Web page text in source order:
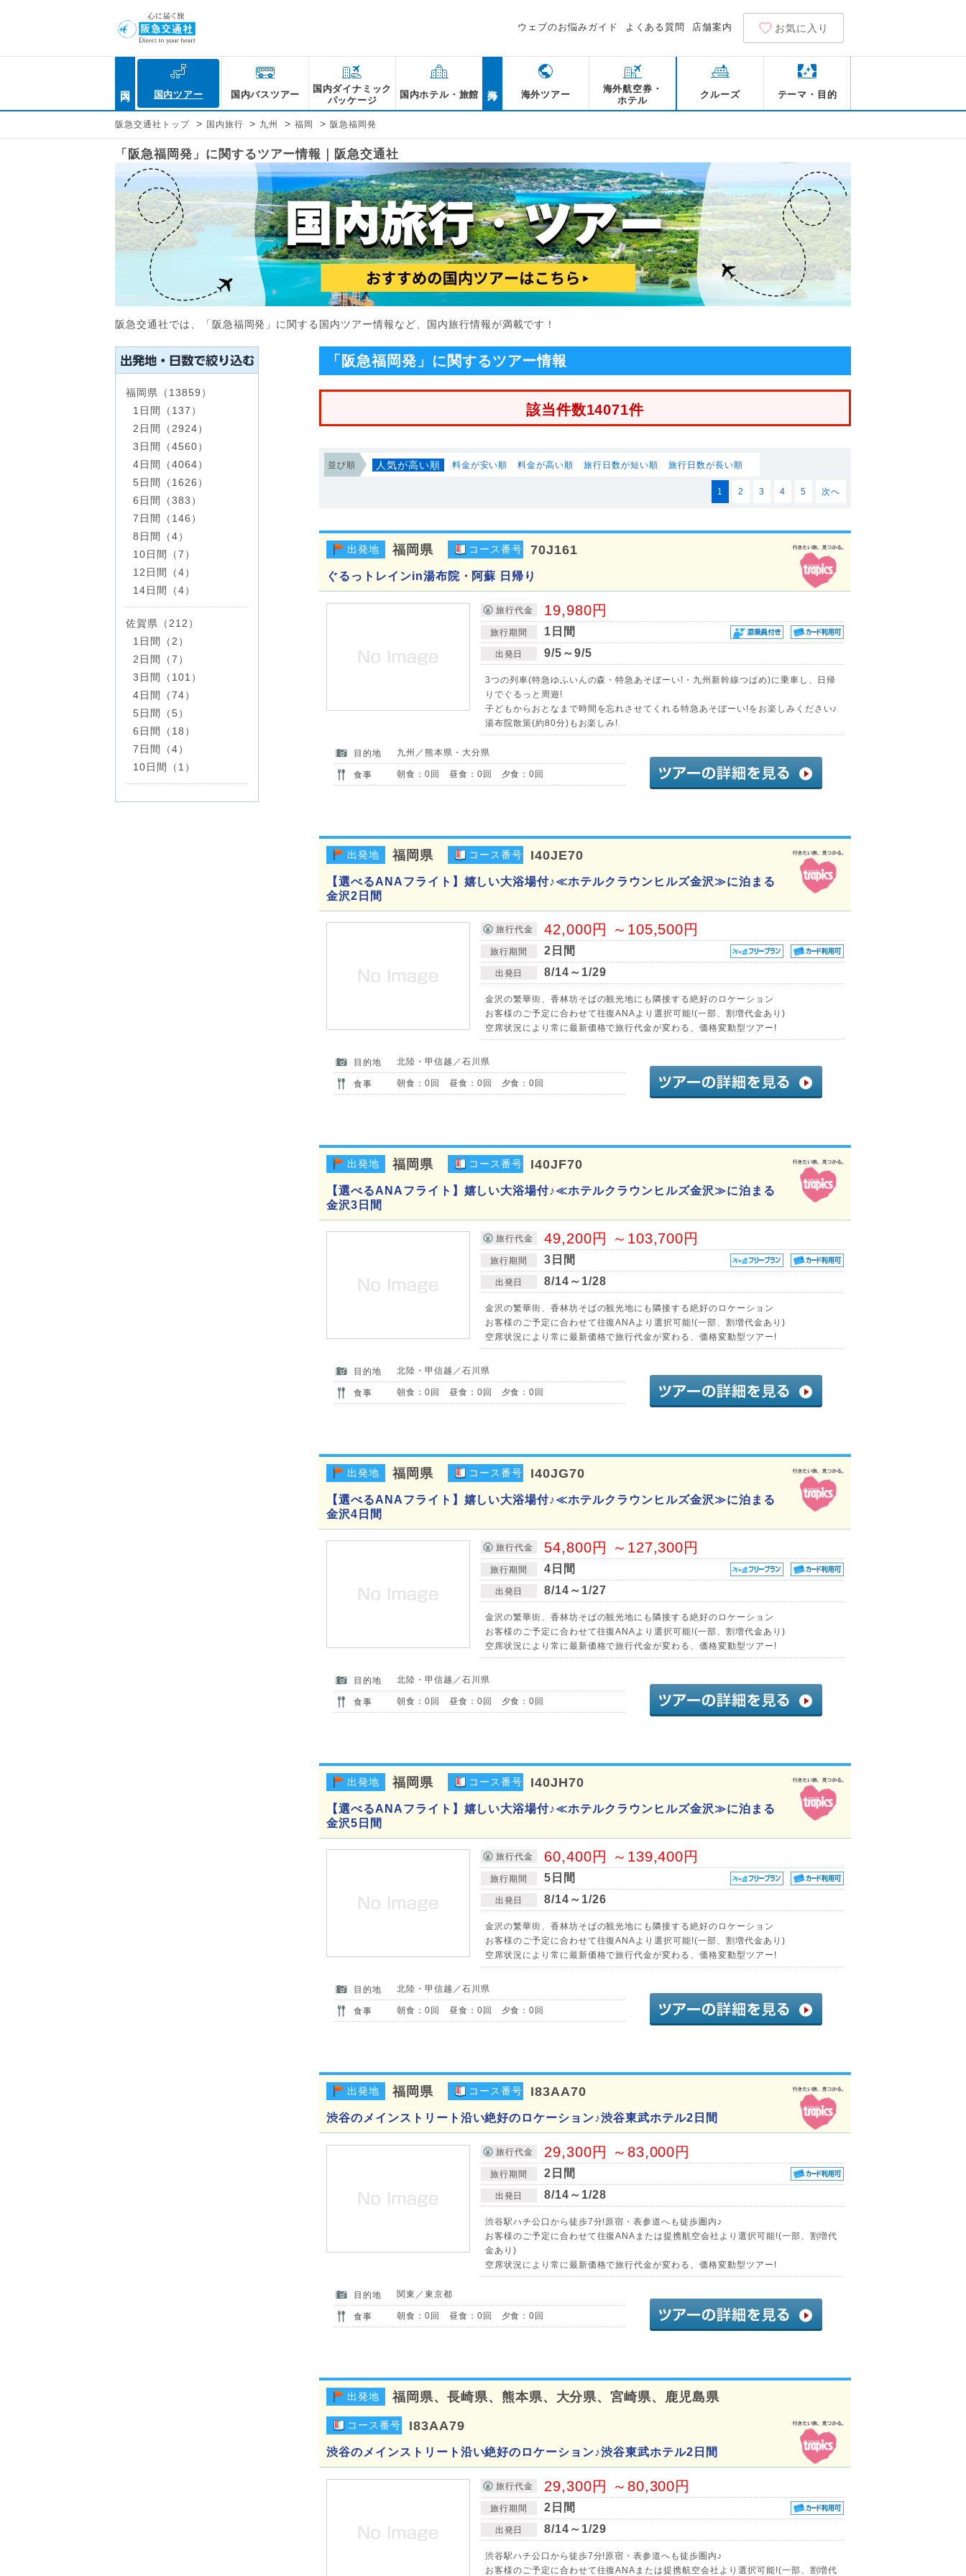
ウェブのお悩みガイド よくある質問 店舗案内 お気に入り
国内ツアー 国内バスツアー
国内ダイナミック
パッケージ
国内ホテル・旅館 海外ツアー
海外航空券・
ホテル
クルーズ テーマ・目的
阪急交通社トップ > 国内旅行 > 九州 > 福岡 > 阪急福岡発
「阪急福岡発」に関するツアー情報｜阪急交通社
阪急交通社では、「阪急福岡発」に関する国内ツアー情報など、国内旅行情報が満載です！
「阪急福岡発」に関するツアー情報
該当件数14071件
並び順 人気が高い順 料金が安い順 料金が高い順 旅行日数が短い順 旅行日数が長い順
1 2 3 4 5 次へ
出発地 福岡県 コース番号 70J161
ぐるっトレインin湯布院・阿蘇 日帰り
旅行代金 19,980円
旅行期間 1日間
出発日 9/5～9/5
3つの列車(特急ゆふいんの森・特急あそぼーい!・九州新幹線つばめ)に乗車し、日帰
りでぐるっと周遊!
子どもからおとなまで時間を忘れさせてくれる特急あそぼーい!をお楽しみください♪
湯布院散策(約80分)もお楽しみ!
目的地 九州／熊本県・大分県
食事 朝食：0回 昼食：0回 夕食：0回
出発地 福岡県 コース番号 I40JE70
【選べるANAフライト】嬉しい大浴場付♪≪ホテルクラウンヒルズ金沢≫に泊まる
金沢2日間
旅行代金 42,000円 ～105,500円
旅行期間 2日間
出発日 8/14～1/29
金沢の繁華街、香林坊そばの観光地にも隣接する絶好のロケーション
お客様のご予定に合わせて往復ANAより選択可能!(一部、割増代金あり)
空席状況により常に最新価格で旅行代金が変わる、価格変動型ツアー!
目的地 北陸・甲信越／石川県
食事 朝食：0回 昼食：0回 夕食：0回
出発地 福岡県 コース番号 I40JF70
【選べるANAフライト】嬉しい大浴場付♪≪ホテルクラウンヒルズ金沢≫に泊まる
金沢3日間
旅行代金 49,200円 ～103,700円
旅行期間 3日間
出発日 8/14～1/28
金沢の繁華街、香林坊そばの観光地にも隣接する絶好のロケーション
お客様のご予定に合わせて往復ANAより選択可能!(一部、割増代金あり)
空席状況により常に最新価格で旅行代金が変わる、価格変動型ツアー!
目的地 北陸・甲信越／石川県
食事 朝食：0回 昼食：0回 夕食：0回
出発地 福岡県 コース番号 I40JG70
【選べるANAフライト】嬉しい大浴場付♪≪ホテルクラウンヒルズ金沢≫に泊まる
金沢4日間
旅行代金 54,800円 ～127,300円
旅行期間 4日間
出発日 8/14～1/27
金沢の繁華街、香林坊そばの観光地にも隣接する絶好のロケーション
お客様のご予定に合わせて往復ANAより選択可能!(一部、割増代金あり)
空席状況により常に最新価格で旅行代金が変わる、価格変動型ツアー!
目的地 北陸・甲信越／石川県
食事 朝食：0回 昼食：0回 夕食：0回
出発地 福岡県 コース番号 I40JH70
【選べるANAフライト】嬉しい大浴場付♪≪ホテルクラウンヒルズ金沢≫に泊まる
金沢5日間
旅行代金 60,400円 ～139,400円
旅行期間 5日間
出発日 8/14～1/26
金沢の繁華街、香林坊そばの観光地にも隣接する絶好のロケーション
お客様のご予定に合わせて往復ANAより選択可能!(一部、割増代金あり)
空席状況により常に最新価格で旅行代金が変わる、価格変動型ツアー!
目的地 北陸・甲信越／石川県
食事 朝食：0回 昼食：0回 夕食：0回
出発地 福岡県 コース番号 I83AA70
渋谷のメインストリート沿い絶好のロケーション♪渋谷東武ホテル2日間
旅行代金 29,300円 ～83,000円
旅行期間 2日間
出発日 8/14～1/28
渋谷駅ハチ公口から徒歩7分!原宿・表参道へも徒歩圏内♪
お客様のご予定に合わせて往復ANAまたは提携航空会社より選択可能!(一部、割増代
金あり)
空席状況により常に最新価格で旅行代金が変わる、価格変動型ツアー!
目的地 関東／東京都
食事 朝食：0回 昼食：0回 夕食：0回
出発地 福岡県、長崎県、熊本県、大分県、宮崎県、鹿児島県
コース番号 I83AA79
渋谷のメインストリート沿い絶好のロケーション♪渋谷東武ホテル2日間
旅行代金 29,300円 ～80,300円
旅行期間 2日間
出発日 8/14～1/29
渋谷駅ハチ公口から徒歩7分!原宿・表参道へも徒歩圏内♪
お客様のご予定に合わせて往復ANAまたは提携航空会社より選択可能!(一部、割増代
福岡県（13859）
1日間（137）
2日間（2924）
3日間（4560）
4日間（4064）
5日間（1626）
6日間（383）
7日間（146）
8日間（4）
10日間（7）
12日間（4）
14日間（4）
佐賀県（212）
1日間（2）
2日間（7）
3日間（101）
4日間（74）
5日間（5）
6日間（18）
7日間（4）
10日間（1）